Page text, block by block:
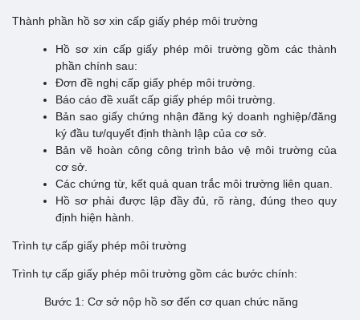
Thành phần hồ sơ xin cấp giấy phép môi trường
Hồ sơ xin cấp giấy phép môi trường gồm các thành
phần chính sau:
Đơn đề nghị cấp giấy phép môi trường.
Báo cáo đề xuất cấp giấy phép môi trường.
Bản sao giấy chứng nhận đăng ký doanh nghiệp/đăng
ký đầu tư/quyết định thành lập của cơ sở.
Bản vẽ hoàn công công trình bảo vệ môi trường của
cơ sở.
Các chứng từ, kết quả quan trắc môi trường liên quan.
Hồ sơ phải được lập đầy đủ, rõ ràng, đúng theo quy
định hiện hành.
Trình tự cấp giấy phép môi trường
Trình tự cấp giấy phép môi trường gồm các bước chính:
Bước 1: Cơ sở nộp hồ sơ đến cơ quan chức năng